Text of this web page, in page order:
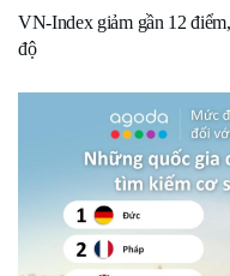
VN-Index giảm gần 12
độ